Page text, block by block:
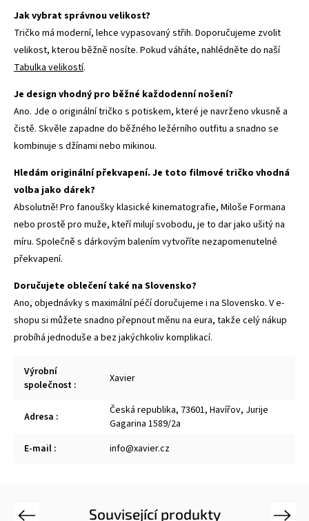
Jak vybrat správnou velikost?
Tričko má moderní, lehce vypasovaný střih. Doporučujeme zvolit
velikost, kterou běžně nosíte. Pokud váháte, nahlédněte do naší
Tabulka velikostí.
Je design vhodný pro běžné každodenní nošení?
Ano. Jde o originální tričko s potiskem, které je navrženo vkusně a
čistě. Skvěle zapadne do běžného ležérního outfitu a snadno se
kombinuje s džínami nebo mikinou.
Hledám originální překvapení. Je toto filmové tričko vhodná
volba jako dárek?
Absolutně! Pro fanoušky klasické kinematografie, Miloše Formana
nebo prostě pro muže, kteří milují svobodu, je to dar jako ušitý na
míru. Společně s dárkovým balením vytvoříte nezapomenutelné
překvapení.
Doručujete oblečení také na Slovensko?
Ano, objednávky s maximální péčí doručujeme i na Slovensko. V e-
shopu si můžete snadno přepnout měnu na eura, takže celý nákup
probíhá jednoduše a bez jakýchkoliv komplikací.
Výrobní
společnost : Xavier
Adresa :
Česká republika, 73601, Havířov, Jurije
Gagarina 1589/2a
E-mail : info@xavier.cz
Související produkty
Previous Next